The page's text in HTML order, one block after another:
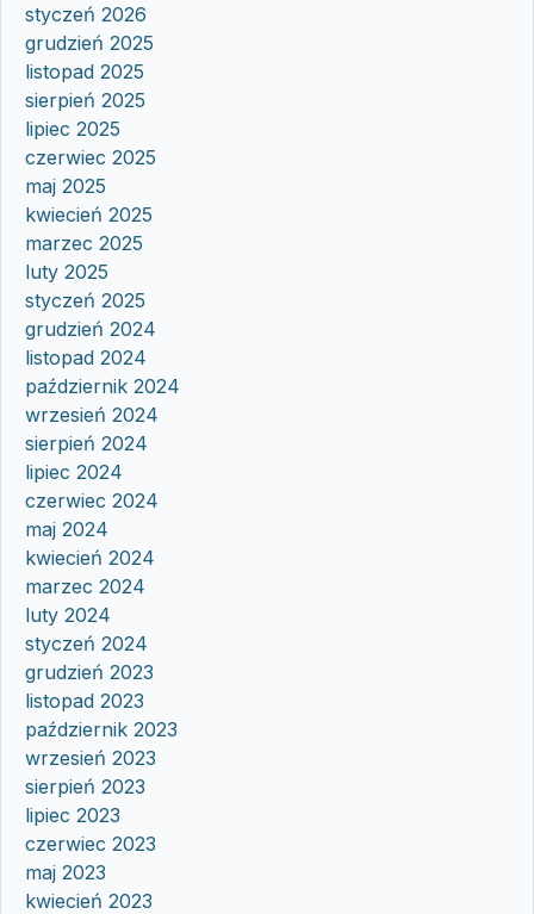
styczeń 2026
grudzień 2025
listopad 2025
sierpień 2025
lipiec 2025
czerwiec 2025
maj 2025
kwiecień 2025
marzec 2025
luty 2025
styczeń 2025
grudzień 2024
listopad 2024
październik 2024
wrzesień 2024
sierpień 2024
lipiec 2024
czerwiec 2024
maj 2024
kwiecień 2024
marzec 2024
luty 2024
styczeń 2024
grudzień 2023
listopad 2023
październik 2023
wrzesień 2023
sierpień 2023
lipiec 2023
czerwiec 2023
maj 2023
kwiecień 2023